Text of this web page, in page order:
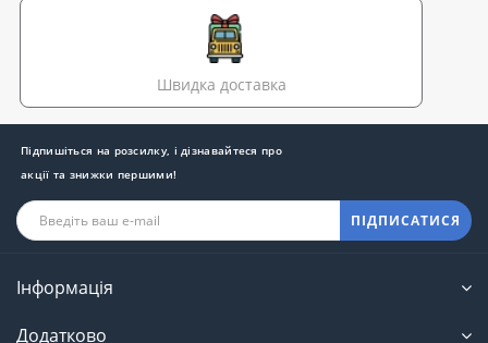
Швидка доставка
Підпишіться на розсилку, і дізнавайтеся про
акції та знижки першими!
ПІДПИСАТИСЯ
Інформація
Додатково